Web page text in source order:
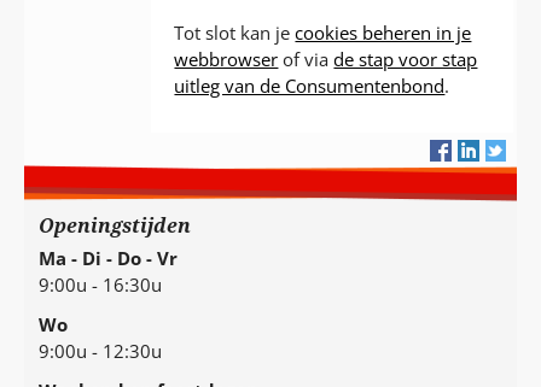
Tot slot kan jecookies beheren in je
webbrowser of viade stap voor stap
uitleg van de Consumentenbond.
Openingstijden
Ma - Di - Do - Vr
9:00u - 16:30u
Wo
9:00u - 12:30u